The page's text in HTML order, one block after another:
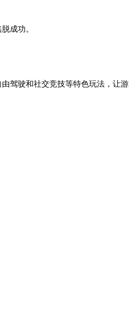
成功。
驾驶和社交竞技等特色玩法，让